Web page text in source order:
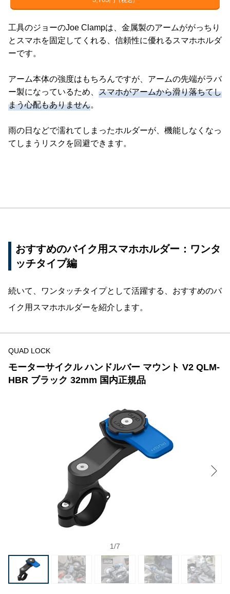
工具のジョーのJoe Clampは、金属製のアームががっちり
とスマホを固定してくれる、信頼性に優れるスマホホルダ
ーです。
アーム本体の強度はもちろんですが、アームの先端がラバ
ー製になっているため、 スマホがアームから滑り落ちてし
まう心配もありません。
雨の日などで濡れてしまったホルダーが、機能しなくなっ
てしまうリスクを回避できます。
おすすめのバイク用スマホホルダー：ワンタ
ッチタイプ編
続いて、ワンタッチタイプとして活躍する、おすすめのバ
イク用スマホホルダーを紹介します。
QUAD LOCK
モーターサイクル ハンドルバー マウント V2 QLM-
HBR ブラック 32mm 国内正規品
1/7